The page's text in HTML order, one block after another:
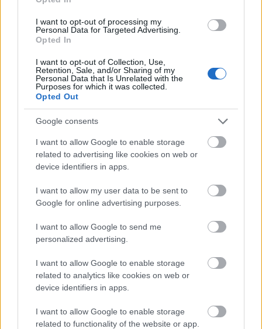
I want to opt-out of processing my
Personal Data for Targeted Advertising.
Opted In
I want to opt-out of Collection, Use,
Retention, Sale, and/or Sharing of my
Personal Data that Is Unrelated with the
Purposes for which it was collected.
Opted Out
Google consents
I want to allow Google to enable storage
related to advertising like cookies on web or
device identifiers in apps.
I want to allow my user data to be sent to
Google for online advertising purposes.
I want to allow Google to send me
personalized advertising.
I want to allow Google to enable storage
related to analytics like cookies on web or
device identifiers in apps.
I want to allow Google to enable storage
related to functionality of the website or app.
Τα 6 σημεία του σπιτιού που δεν χρειάζεται να
καθαρίζεις κάθε εβδομάδα
3-3-3 rule: Ο κανόνας που θα αλλάξει τον τρόπο
που ντύνεσαι
KANYE WEST
BEST OF INTERNET